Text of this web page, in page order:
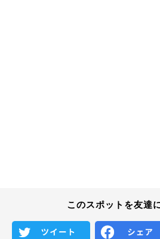
このスポットを友達